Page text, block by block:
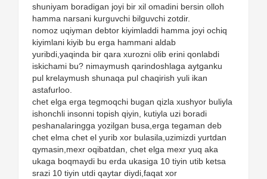
shuniyam boradigan joyi bir xil omadini bersin olloh
hamma narsani kurguvchi bilguvchi zotdir.
nomoz uqiyman debtor kiyimladdi hamma joyi ochiq
kiyimlani kiyib bu erga hammani aldab
yuribdi,yaqinda bir qara xurozni olib erini qonlabdi
iskichami bu? nimaymush qarindoshlaga aytganku
pul krelaymush shunaqa pul chaqirish yuli ikan
astafurloo.
chet elga erga tegmoqchi bugan qizla xushyor buliyla
ishonchli insonni topish qiyin, kutiyla uzi boradi
peshanalaringga yozilgan busa,erga tegaman deb
chet elma chet el yurib xor bulasila,uzimizdi yurtdan
qymasin,mexr oqibatdan, chet elga mexr yuq aka
ukaga boqmaydi bu erda ukasiga 10 tiyin utib ketsa
srazi 10 tiyin utdi qaytar diydi,faqat xor